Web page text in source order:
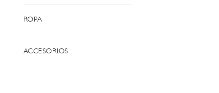
ROPA
ACCESORIOS